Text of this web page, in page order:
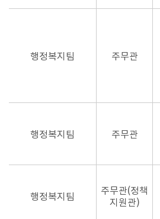
행정복지팀 주무관
행정복지팀 주무관
행정복지팀
주무관(정책
지원관)